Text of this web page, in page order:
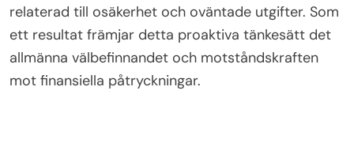
relaterad till osäkerhet och oväntade utgifter. Som
ett resultat främjar detta proaktiva tänkesätt det
allmänna välbefinnandet och motståndskraften
mot finansiella påtryckningar.